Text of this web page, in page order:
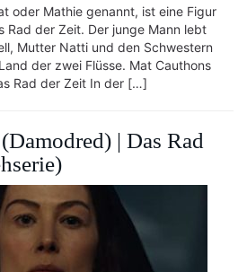
oder Mathie genannt, ist eine Figur
Rad der Zeit. Der junge Mann lebt
Mutter Natti und den Schwestern
der zwei Flüsse. Mat Cauthons
Rad der Zeit In der […]
| Das Rad